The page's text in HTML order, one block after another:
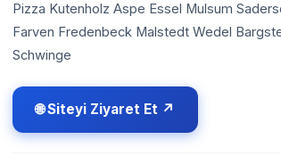
Pizza Kutenholz Aspe Essel Mulsum
Farven Fredenbeck Malstedt Wedel
Schwinge
🌐 Siteyi Ziyaret Et ↗